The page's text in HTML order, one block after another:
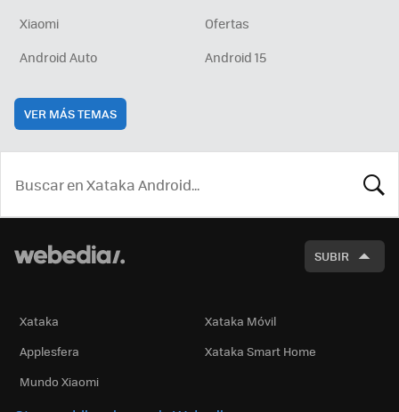
Xiaomi
Ofertas
Android Auto
Android 15
VER MÁS TEMAS
SUBIR
Xataka
Xataka Móvil
Applesfera
Xataka Smart Home
Mundo Xiaomi